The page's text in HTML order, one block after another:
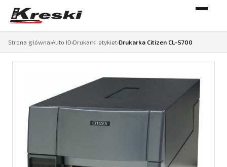
Strona główna›Auto ID›Drukarki etykiet›Drukarka Citizen CL-S700